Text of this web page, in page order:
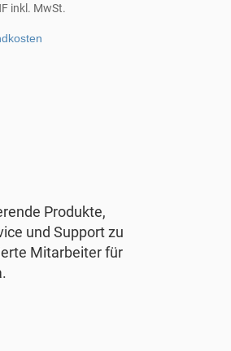
inkl. MwSt.
Produkte,
und Support zu
Mitarbeiter für